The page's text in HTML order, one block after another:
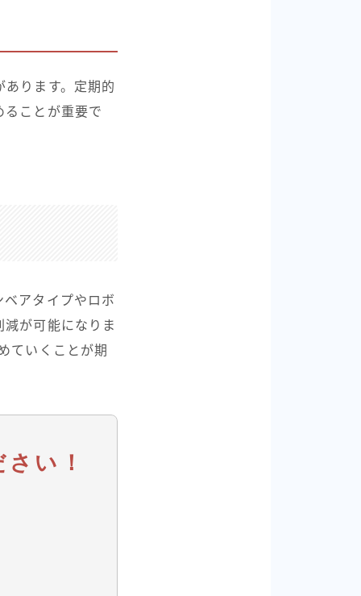
ります。定期的
ことが重要で
アタイプやロボ
が可能になりま
ていくことが期
い！